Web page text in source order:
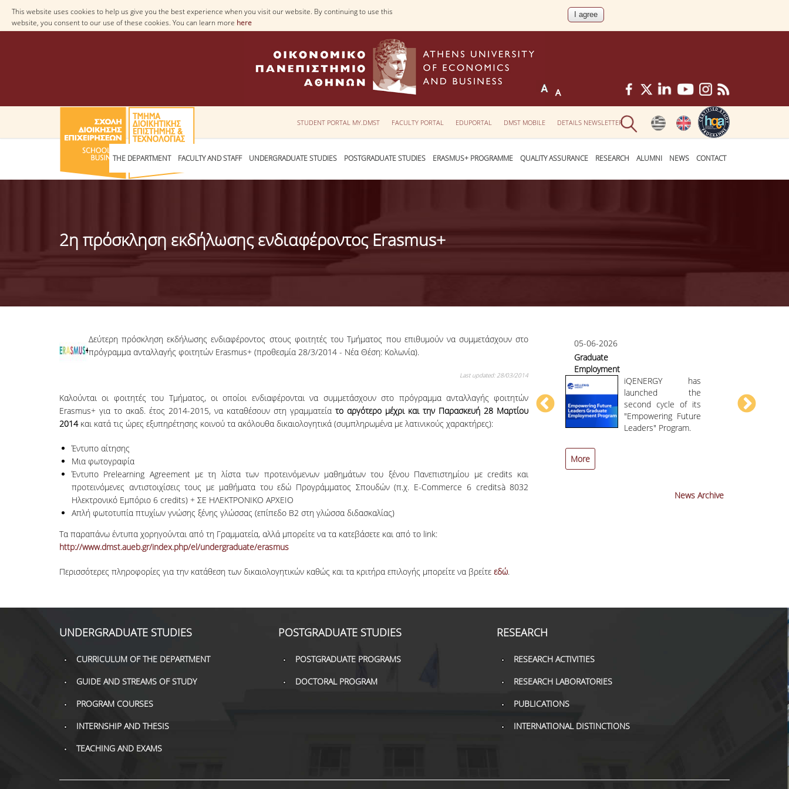
This website uses cookies to help us give you the best experience when you visit our website. By continuing to use this
website, you consent to our use of these cookies. You can learn more here
STUDENT PORTAL MY.DMST FACULTY PORTAL EDUPORTAL DMST MOBILE DETAILS NEWSLETTER
THE DEPARTMENT FACULTY AND STAFF UNDERGRADUATE STUDIES POSTGRADUATE STUDIES ERASMUS+ PROGRAMME QUALITY ASSURANCE RESEARCH ALUMNI NEWS CONTACT
2η πρόσκληση εκδήλωσης ενδιαφέροντος Erasmus+
Δεύτερη πρόσκληση εκδήλωσης ενδιαφέροντος στους φοιτητές του Τμήματος που επιθυμούν να συμμετάσχουν στο
πρόγραμμα ανταλλαγής φοιτητών Erasmus+ (προθεσμία 28/3/2014 - Νέα Θέση: Κολωνία).
Last updated: 28/03/2014
Καλούνται οι φοιτητές του Τμήματος, οι οποίοι ενδιαφέρονται να συμμετάσχουν στο πρόγραμμα ανταλλαγής φοιτητών
Erasmus+ για το ακαδ. έτος 2014-2015, να καταθέσουν στη γραμματείατο αργότερο μέχρι και την Παρασκευή 28 Μαρτίου
2014και κατά τις ώρες εξυπηρέτησης κοινού τα ακόλουθα δικαιολογητικά (συμπληρωμένα με λατινικούς χαρακτήρες):
Έντυπο αίτησης
Μια φωτογραφία
Έντυπο Prelearning Agreement με τη λίστα των προτεινόμενων μαθημάτων του ξένου Πανεπιστημίου με credits και
προτεινόμενες αντιστοιχίσεις τους με μαθήματα του εδώ Προγράμματος Σπουδών (π.χ. E-Commerce 6 creditsà 8032
Ηλεκτρονικό Εμπόριο 6 credits) + ΣΕ ΗΛΕΚΤΡΟΝΙΚΟ ΑΡΧΕΙΟ
Απλή φωτοτυπία πτυχίων γνώσης ξένης γλώσσας (επίπεδο Β2 στη γλώσσα διδασκαλίας)
Τα παραπάνω έντυπα χορηγούνται από τη Γραμματεία, αλλά μπορείτε να τα κατεβάσετε και από το link:
http://www.dmst.aueb.gr/index.php/el/undergraduate/erasmus
Περισσότερες πληροφορίες για την κατάθεση των δικαιολογητικών καθώς και τα κριτήρα επιλογής μπορείτε να βρείτε εδώ.
11-09-2024
Organization of the
The Tech for
Humanity:
Sustainable
Development GenAI
Hackathon is coming
05-06-2026
Graduate
Employment
Program HELLENiQ
ENERGY
iQENERGY has
launched the
second cycle of its
"Empowering Future
Leaders" Program.
More
News Archive
UNDERGRADUATE STUDIES
CURRICULUM OF THE DEPARTMENT
GUIDE AND STREAMS OF STUDY
PROGRAM COURSES
INTERNSHIP AND THESIS
TEACHING AND EXAMS
POSTGRADUATE STUDIES
POSTGRADUATE PROGRAMS
DOCTORAL PROGRAM
RESEARCH
RESEARCH ACTIVITIES
RESEARCH LABORATORIES
PUBLICATIONS
INTERNATIONAL DISTINCTIONS